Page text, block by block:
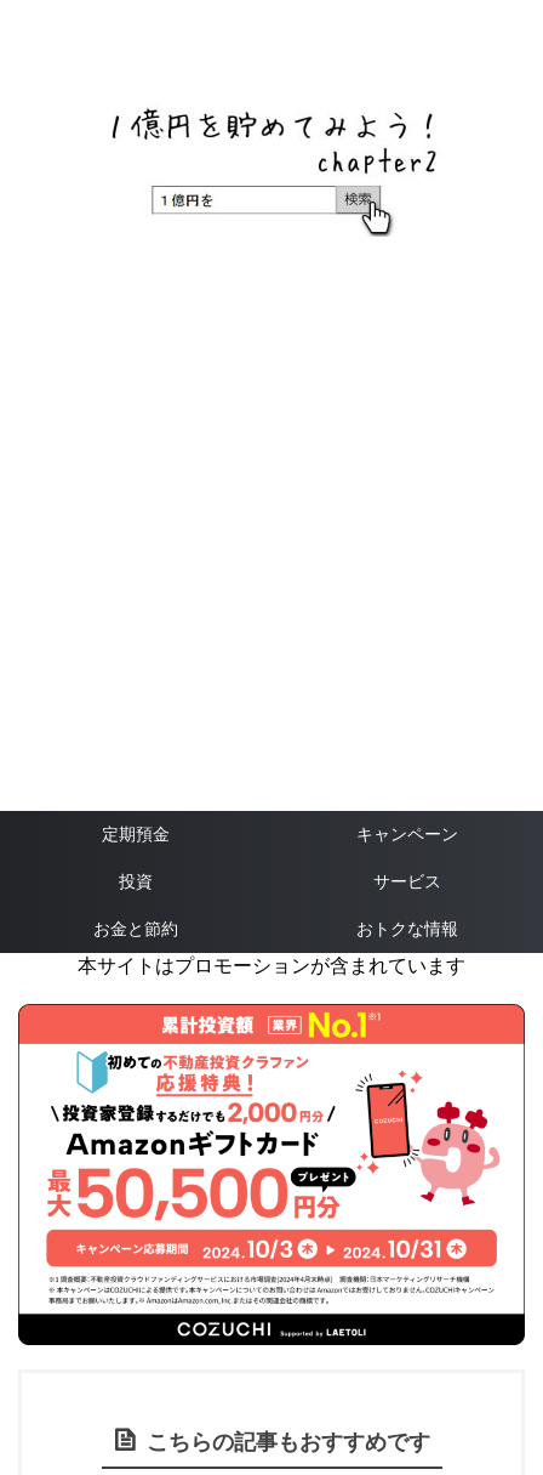
定期預金 キャンペーン
投資 サービス
お金と節約 おトクな情報
本サイトはプロモーションが含まれています
こちらの記事もおすすめです